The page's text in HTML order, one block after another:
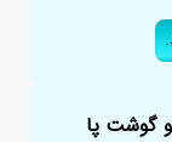
گوشت پا